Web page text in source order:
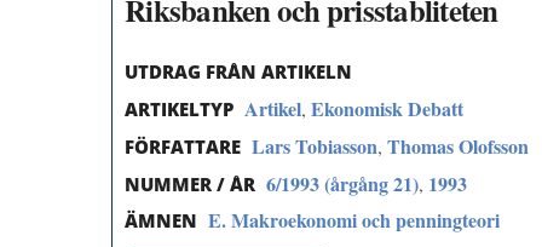
Riksbanken och prisstabliteten
UTDRAG FRÅN ARTIKELN
ARTIKELTYP Artikel, Ekonomisk Debatt
FÖRFATTARE Lars Tobiasson, Thomas Olofsson
NUMMER / ÅR 6/1993 (årgång 21), 1993
ÄMNEN E. Makroekonomi och penningteori